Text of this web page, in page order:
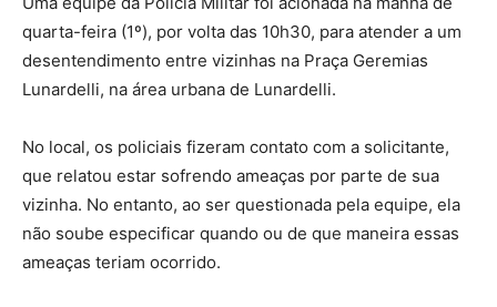
quarta-feira (1º), por volta das 10h30, para atender a um
desentendimento entre vizinhas na Praça Geremias
Lunardelli, na área urbana de Lunardelli.
No local, os policiais fizeram contato com a solicitante,
que relatou estar sofrendo ameaças por parte de sua
vizinha. No entanto, ao ser questionada pela equipe, ela
não soube especificar quando ou de que maneira essas
ameaças teriam ocorrido.